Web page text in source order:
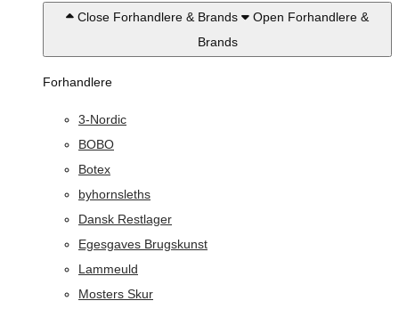
Close Forhandlere & Brands
Open Forhandlere &
Brands
Forhandlere
3-Nordic
BOBO
Botex
byhornsleths
Dansk Restlager
Egesgaves Brugskunst
Lammeuld
Mosters Skur